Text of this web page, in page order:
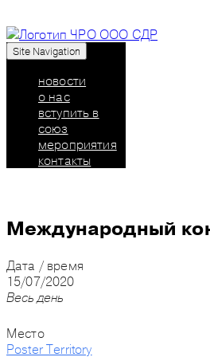
Союз дизайнеров России:
Site Navigation
новости
о нас
вступить в
союз
мероприятия
контакты
Международный
Дата / время
15/07/2020
Весь день
Место
Poster Territory